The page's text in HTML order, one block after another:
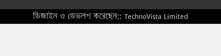
ডিজাইন ও ডেভলপ করেছেন:: TechnoVista Limited